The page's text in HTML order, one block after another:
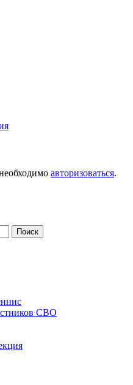
авторизоваться.
СВО